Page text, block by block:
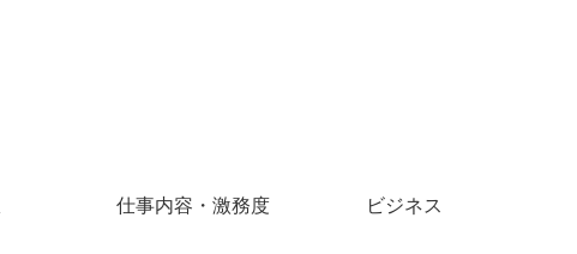
仕事内容・激務度 ビジネス